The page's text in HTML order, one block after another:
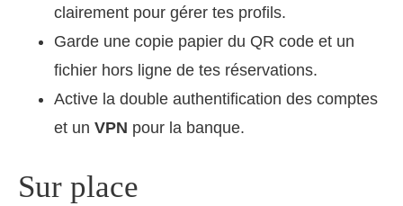
clairement pour gérer tes profils.
Garde une copie papier du QR code et un
fichier hors ligne de tes réservations.
Active la double authentification des comptes
et un VPN pour la banque.
Sur place